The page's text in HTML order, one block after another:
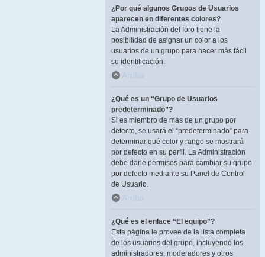
¿Por qué algunos Grupos de Usuarios
aparecen en diferentes colores?
La Administración del foro tiene la
posibilidad de asignar un color a los
usuarios de un grupo para hacer más fácil
su identificación.
Arriba
¿Qué es un “Grupo de Usuarios
predeterminado”?
Si es miembro de más de un grupo por
defecto, se usará el “predeterminado” para
determinar qué color y rango se mostrará
por defecto en su perfil. La Administración
debe darle permisos para cambiar su grupo
por defecto mediante su Panel de Control
de Usuario.
Arriba
¿Qué es el enlace “El equipo”?
Esta página le provee de la lista completa
de los usuarios del grupo, incluyendo los
administradores, moderadores y otros